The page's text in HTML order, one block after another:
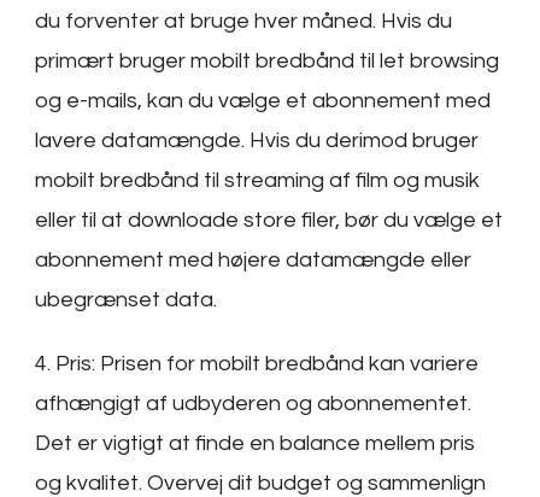
du forventer at bruge hver måned. Hvis du
primært bruger mobilt bredbånd til let browsing
og e-mails, kan du vælge et abonnement med
lavere datamængde. Hvis du derimod bruger
mobilt bredbånd til streaming af film og musik
eller til at downloade store filer, bør du vælge et
abonnement med højere datamængde eller
ubegrænset data.
4. Pris: Prisen for mobilt bredbånd kan variere
afhængigt af udbyderen og abonnementet.
Det er vigtigt at finde en balance mellem pris
og kvalitet. Overvej dit budget og sammenlign